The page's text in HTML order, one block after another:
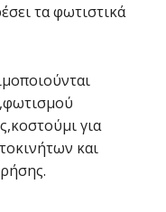
τα φωτιστικά
για
και